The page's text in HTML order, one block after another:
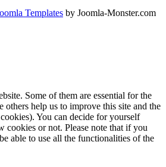
Templates by Joomla-Monster.com
Some of them are essential for the
others help us to improve this site and the
You can decide for yourself
cookies or not. Please note that if you
able to use all the functionalities of the